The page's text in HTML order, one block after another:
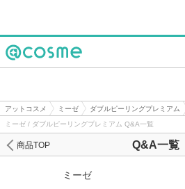
アットコスメ ミーゼ ダブルピーリングプレミアム
ミーゼ / ダブルピーリングプレミアム Q&A一覧
Q&A一覧
商品TOP
ミーゼ